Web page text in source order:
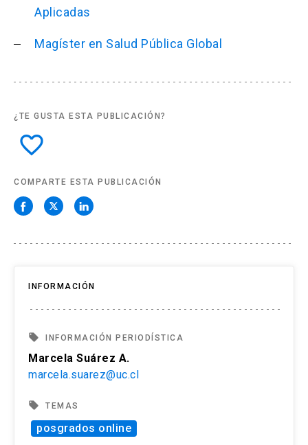
Aplicadas
Magíster en Salud Pública Global
¿TE GUSTA ESTA PUBLICACIÓN?
favorite_border
COMPARTE ESTA PUBLICACIÓN
INFORMACIÓN
local_offer INFORMACIÓN PERIODÍSTICA
Marcela Suárez A.
marcela.suarez@uc.cl
local_offer TEMAS
posgrados online